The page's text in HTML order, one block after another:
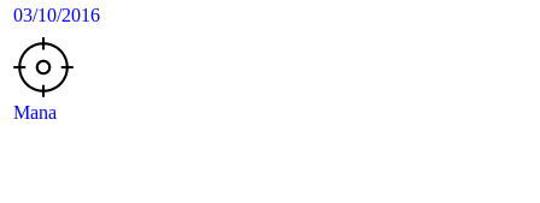
03/10/2016
Mana